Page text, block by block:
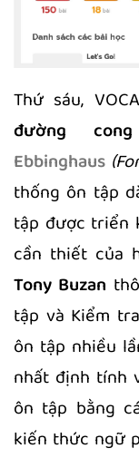
Thứ sáu,
đường
Ebbinghaus
thống ôn tập
tập được triển
cần thiết của
Tony Buzan
tập và Kiểm
ôn tập nhiều
nhất định tính
ôn tập bằng
kiến thức ngữ